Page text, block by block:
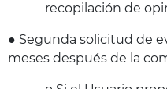
recopilación de
● Segunda solicitud de
meses después de la